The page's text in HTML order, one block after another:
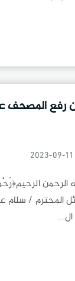
رفع المصحف
الرحمن
المحترم / سلام